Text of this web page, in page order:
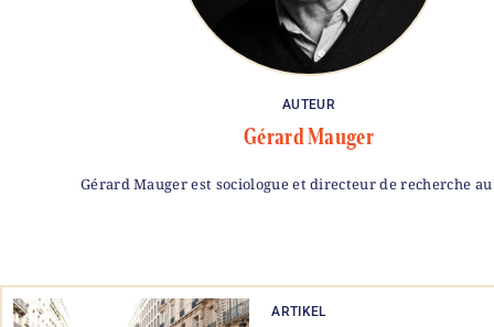
AUTEUR
Gérard Mauger
Gérard Mauger est sociologue et directeur de recherche au
ARTIKEL